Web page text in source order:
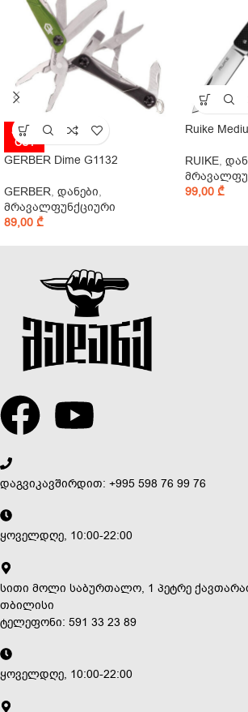
SOLD
OUT
GERBER Dime G1132
GERBER, დანები,
მრავალფუნქციური
89,00 ₾
Ruike
RUIKE,
99,00 ₾
დაგვიკავშირდით: +995 598 76 99 76
ყოველდღე, 10:00-22:00
სითი მოლი საბურთალო, 1 პეტრე
თბილისი
ტელეფონი: 591 33 23 89
ყოველდღე, 10:00-22:00